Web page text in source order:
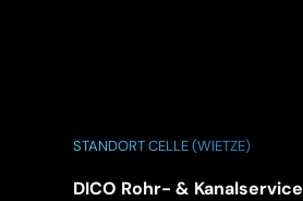
STANDORT CELLE (WIETZE)
DICO Rohr- & Kanalservice